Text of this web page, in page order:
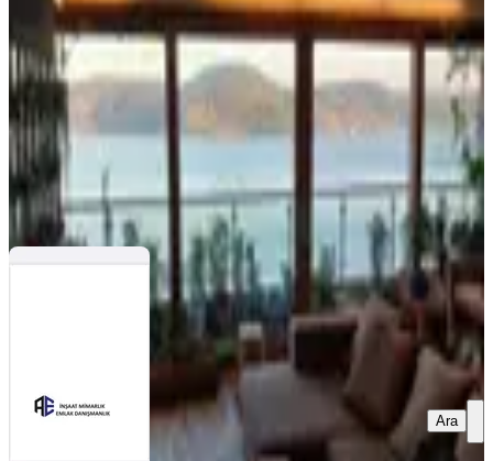
35.000.000 ₺
AE İNŞAAT MİMARLIK EMLAK DANIŞMANLIK
LTD.ŞTİ.
AE İNŞAAT MİMARLIK EMLAK DANIŞMANLIK
LTD.ŞTİ.
Ara
Ara